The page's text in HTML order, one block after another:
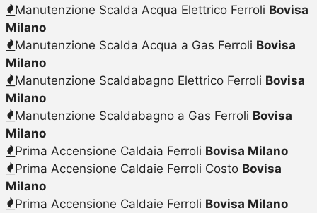
Manutenzione Scalda Acqua Elettrico Ferroli Bovisa
Milano
Manutenzione Scalda Acqua a Gas Ferroli Bovisa
Milano
Manutenzione Scaldabagno Elettrico Ferroli Bovisa
Milano
Manutenzione Scaldabagno a Gas Ferroli Bovisa
Milano
Prima Accensione Caldaia Ferroli Bovisa Milano
Prima Accensione Caldaie Ferroli Costo Bovisa
Milano
Prima Accensione Caldaie Ferroli Bovisa Milano